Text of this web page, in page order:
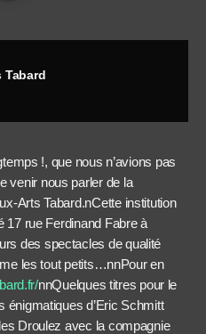
Tabard
!, que nous n’avions pas
venir nous parler de la
Arts Tabard.nCette institution
17 rue Ferdinand Fabre à
des spectacles de qualité
les tout petits…nnPour en
nnQuelques titres pour le
énigmatiques d’Eric Schmitt
Droulez avec la compagnie